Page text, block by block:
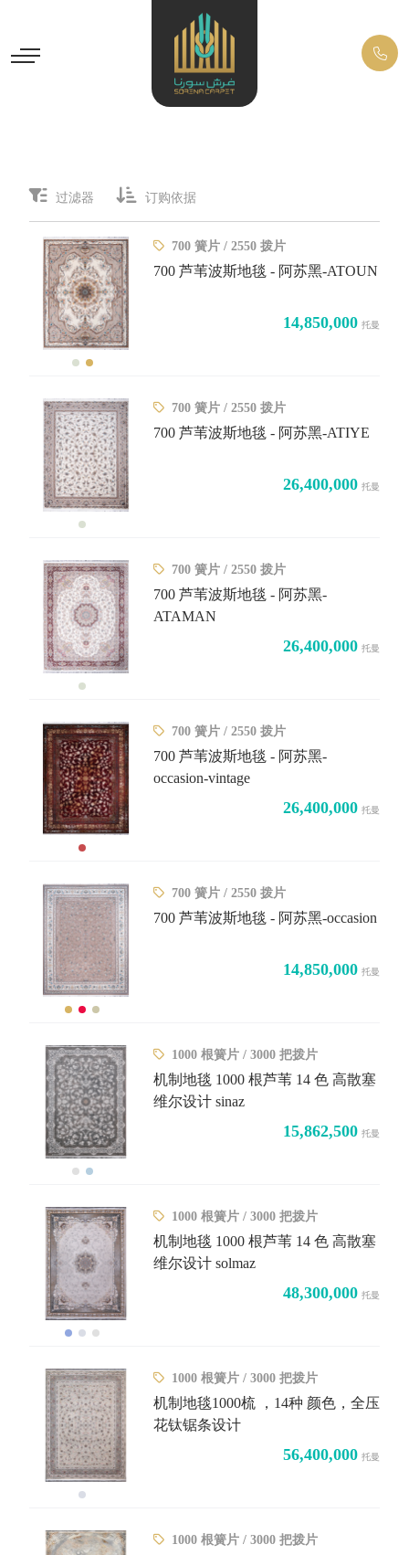
过滤器 订购依据
700 簧片 / 2550 拨片
700 芦苇波斯地毯 - 阿苏黑-ATOUN
14,850,000 托曼
700 簧片 / 2550 拨片
700 芦苇波斯地毯 - 阿苏黑-ATIYE
26,400,000 托曼
700 簧片 / 2550 拨片
700 芦苇波斯地毯 - 阿苏黑-
ATAMAN
26,400,000 托曼
700 簧片 / 2550 拨片
700 芦苇波斯地毯 - 阿苏黑-
occasion-vintage
26,400,000 托曼
700 簧片 / 2550 拨片
700 芦苇波斯地毯 - 阿苏黑-occasion
14,850,000 托曼
1000 根簧片 / 3000 把拨片
机制地毯 1000 根芦苇 14 色 高散塞
维尔设计 sinaz
15,862,500 托曼
1000 根簧片 / 3000 把拨片
机制地毯 1000 根芦苇 14 色 高散塞
维尔设计 solmaz
48,300,000 托曼
1000 根簧片 / 3000 把拨片
机制地毯1000梳 ，14种 颜色，全压
花钛锯条设计
56,400,000 托曼
1000 根簧片 / 3000 把拨片